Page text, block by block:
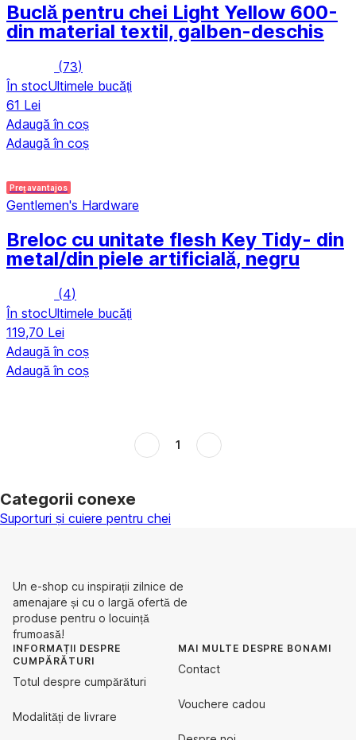
Buclă pentru chei Light Yellow 600-
din material textil, galben-deschis
(73)
În stocUltimele bucăți
61 Lei
Adaugă în coș
Adaugă în coș
Preț avantajos
Gentlemen's Hardware
Breloc cu unitate flesh Key Tidy- din
metal/din piele artificială, negru
(4)
În stocUltimele bucăți
119,70 Lei
Adaugă în coș
Adaugă în coș
1
Categorii conexe
Suporturi și cuiere pentru chei
Un e-shop cu inspirații zilnice de
amenajare și cu o largă ofertă de
produse pentru o locuință
frumoasă!
INFORMAȚII DESPRE
CUMPĂRĂTURI
Totul despre cumpărături
Modalități de livrare
MAI MULTE DESPRE BONAMI
Contact
Vouchere cadou